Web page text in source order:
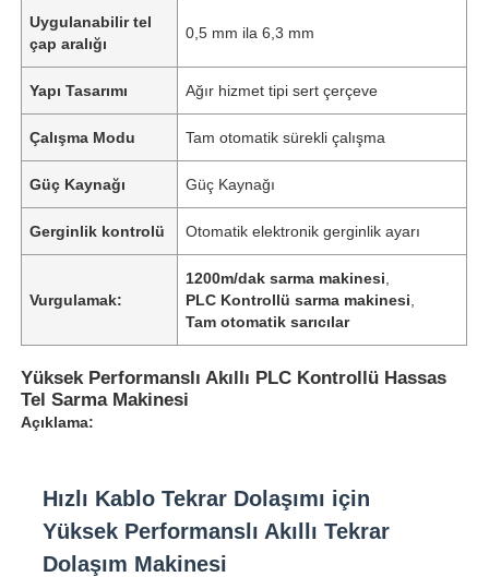
Uygulanabilir tel
çap aralığı
0,5 mm ila 6,3 mm
Yapı Tasarımı Ağır hizmet tipi sert çerçeve
Çalışma Modu Tam otomatik sürekli çalışma
Güç Kaynağı Güç Kaynağı
Gerginlik kontrolü Otomatik elektronik gerginlik ayarı
Vurgulamak:
1200m/dak sarma makinesi
PLC Kontrollü sarma makinesi
Tam otomatik sarıcılar
Yüksek Performanslı Akıllı PLC Kontrollü Hassas
Tel Sarma Makinesi
Açıklama:
Hızlı Kablo Tekrar Dolaşımı için
Yüksek Performanslı Akıllı Tekrar
Dolaşım Makinesi